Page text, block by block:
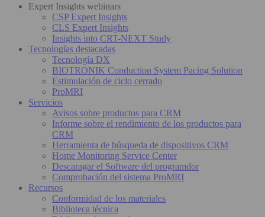
Expert Insights webinars
CSP Expert Insights
CLS Expert Insights
Insights into CRT-NEXT Study
Tecnologías destacadas
Tecnología DX
BIOTRONIK Conduction System Pacing Solution
Estimulación de ciclo cerrado
ProMRI
Servicios
Avisos sobre productos para CRM
Informe sobre el rendimiento de los productos para
CRM
Herramienta de búsqueda de dispositivos CRM
Home Monitoring Service Center
Descaragar el Software del programdor
Comprobación del sistema ProMRI
Recursos
Conformidad de los materiales
Biblioteca técnica